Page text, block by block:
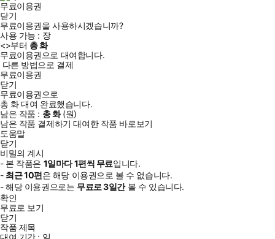
무료이용권
닫기
무료이용권을 사용하시겠습니까?
사용 가능 : 장
<>부터 총화
무료이용권으로 대여합니다.
다른 방법으로 결제
무료이용권
닫기
무료이용권으로
총 화대여 완료했습니다.
남은 작품 : 총화(원)
남은 작품 결제하기 대여한 작품 바로보기
도움말
닫기
비밀의 계시
- 본 작품은 1일마다1편씩 무료입니다.
- 최근10편은 해당 이용권으로 볼 수 없습니다.
- 해당 이용권으로는 무료로3일간볼 수 있습니다.
확인
무료로 보기
닫기
작품 제목